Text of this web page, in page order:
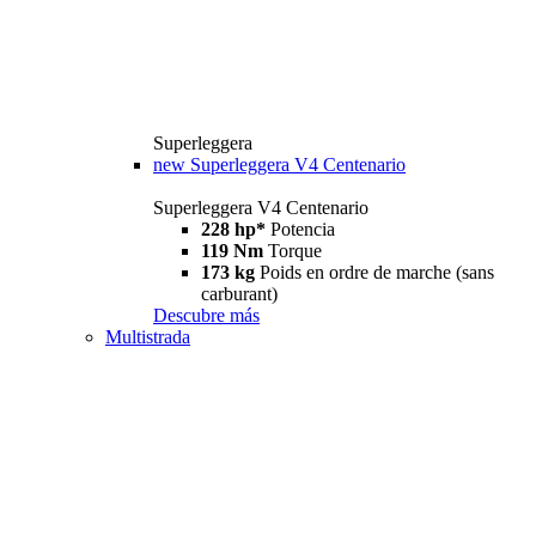
Superleggera
new Superleggera V4 Centenario
Superleggera V4 Centenario
228 hp* Potencia
119 Nm Torque
173 kg Poids en ordre de marche (sans
carburant)
Descubre más
Multistrada